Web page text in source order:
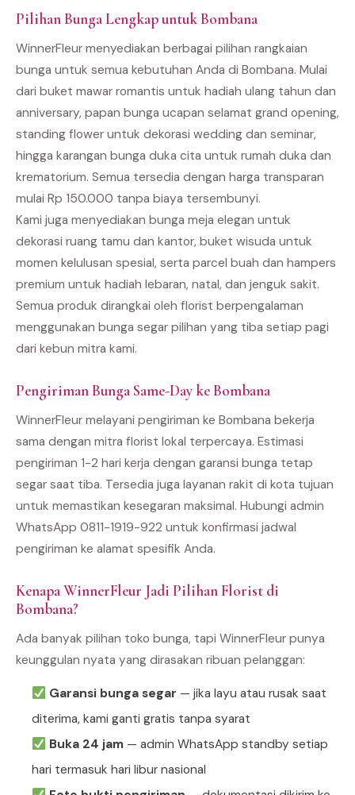
Pilihan Bunga Lengkap untuk Bombana
WinnerFleur menyediakan berbagai pilihan rangkaian
bunga untuk semua kebutuhan Anda di Bombana. Mulai
dari buket mawar romantis untuk hadiah ulang tahun dan
anniversary, papan bunga ucapan selamat grand opening,
standing flower untuk dekorasi wedding dan seminar,
hingga karangan bunga duka cita untuk rumah duka dan
krematorium. Semua tersedia dengan harga transparan
mulai Rp 150.000 tanpa biaya tersembunyi.
Kami juga menyediakan bunga meja elegan untuk
dekorasi ruang tamu dan kantor, buket wisuda untuk
momen kelulusan spesial, serta parcel buah dan hampers
premium untuk hadiah lebaran, natal, dan jenguk sakit.
Semua produk dirangkai oleh florist berpengalaman
menggunakan bunga segar pilihan yang tiba setiap pagi
dari kebun mitra kami.
Pengiriman Bunga Same-Day ke Bombana
WinnerFleur melayani pengiriman ke Bombana bekerja
sama dengan mitra florist lokal terpercaya. Estimasi
pengiriman 1-2 hari kerja dengan garansi bunga tetap
segar saat tiba. Tersedia juga layanan rakit di kota tujuan
untuk memastikan kesegaran maksimal. Hubungi admin
WhatsApp 0811-1919-922 untuk konfirmasi jadwal
pengiriman ke alamat spesifik Anda.
Kenapa WinnerFleur Jadi Pilihan Florist di
Bombana?
Ada banyak pilihan toko bunga, tapi WinnerFleur punya
keunggulan nyata yang dirasakan ribuan pelanggan:
Garansi bunga segar — jika layu atau rusak saat
diterima, kami ganti gratis tanpa syarat
Buka 24 jam— admin WhatsApp standby setiap
hari termasuk hari libur nasional